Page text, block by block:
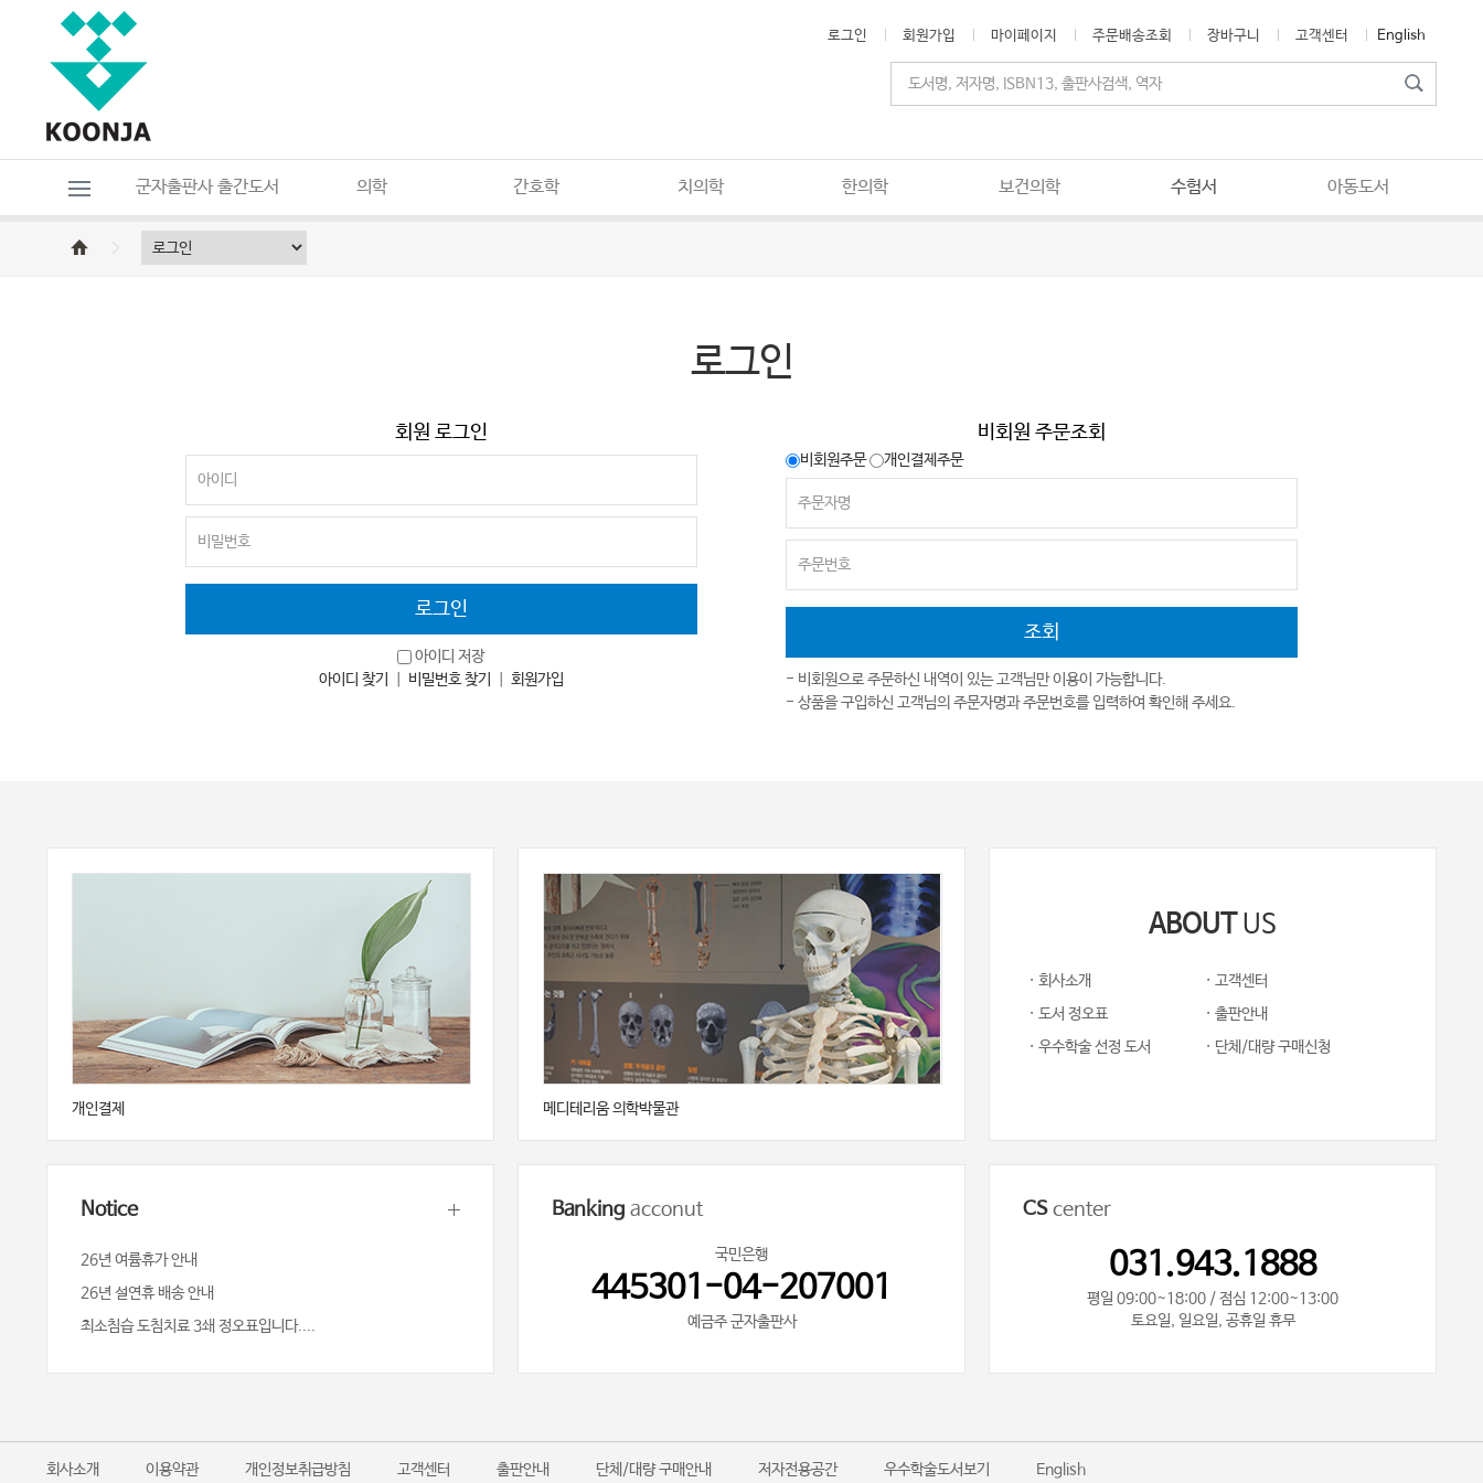
로그인 회원가입 마이페이지 주문배송조회 장바구니 고객센터 English
군자출판사 출간도서 의학 간호학 치의학 한의학 보건의학 수험서 아동도서
로그인
회원 로그인
아이디 저장
아이디 찾기
비밀번호 찾기 회원가입
비회원 주문조회
비회원주문 개인결제주문
- 비회원으로 주문하신 내역이 있는 고객님만 이용이 가능합니다.
- 상품을 구입하신 고객님의 주문자명과 주문번호를 입력하여 확인해 주세요.
개인결제 메디테리움 의학박물관
ABOUT US
· 회사소개
· 고객센터
· 도서 정오표
· 출판안내
· 우수학술 선정 도서
· 단체/대량 구매신청
Notice
26년 여륨휴가 안내
26년 설연휴 배송 안내
최소침습 도침치료 3쇄 정오표입니다....
Banking acconut
국민은행
445301-04-207001
예금주 군자출판사
CS center
031.943.1888
평일 09:00~18:00 / 점심 12:00~13:00
토요일, 일요일, 공휴일 휴무
회사소개 이용약관 개인정보취급방침 고객센터 출판안내 단체/대량 구매안내 저자전용공간 우수학술도서보기 English